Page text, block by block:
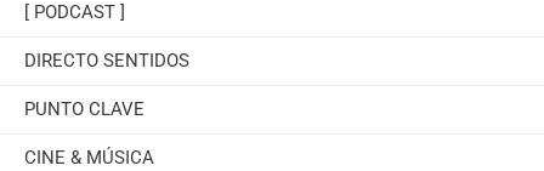
[ PODCAST ]
DIRECTO SENTIDOS
PUNTO CLAVE
CINE & MÚSICA